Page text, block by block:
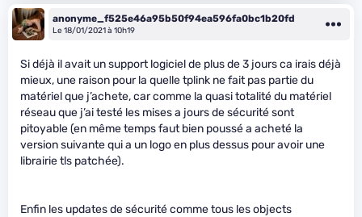
anonyme_f525e46a95b50f94ea596fa0bc1b20fd
Le 18/01/2021 à 10h19
Si déjà il avait un support logiciel de plus de 3 jours ca irais déjà
mieux, une raison pour la quelle tplink ne fait pas partie du
matériel que j’achete, car comme la quasi totalité du matériel
réseau que j’ai testé les mises a jours de sécurité sont
pitoyable (en même temps faut bien poussé a acheté la
version suivante qui a un logo en plus dessus pour avoir une
librairie tls patchée).
Enfin les updates de sécurité comme tous les objects